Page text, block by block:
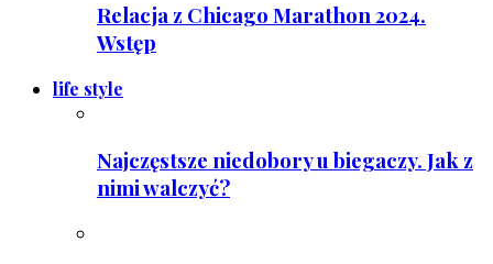
Relacja z Chicago Marathon 2024.
Wstęp
life style
Najczęstsze niedobory u biegaczy. Jak z
nimi walczyć?